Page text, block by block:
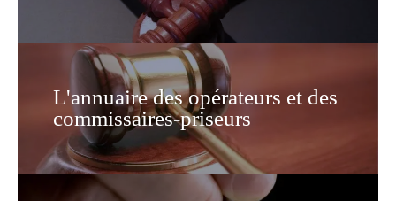
L'annuaire des opérateurs et des
commissaires-priseurs